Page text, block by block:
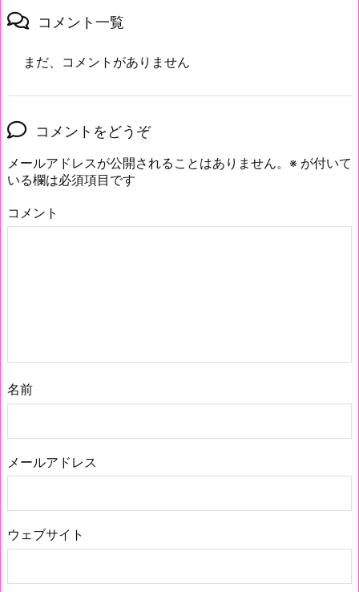
コメント一覧
まだ、コメントがありません
コメントをどうぞ
メールアドレスが公開されることはありません。 ※ が付いて
いる欄は必須項目です
コメント
名前
メールアドレス
ウェブサイト